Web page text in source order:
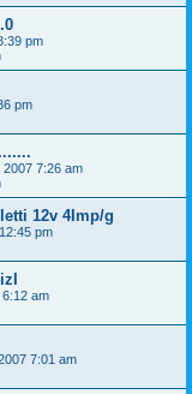
pm
pm
2007 7:26 am
12v 4Imp/g
pm
6:12 am
7:01 am